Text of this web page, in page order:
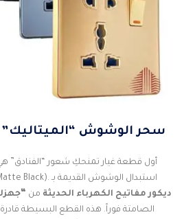
1. سحر الوشوش
أول قطعة غيار تمنحكِ شعور “الفنادق”
المعدنية أو الأسود المطفي (Matte Black). استبدال الوشوش القديمة بـ
ديكور مفاتيح الكهرباء الحديثة من
الصامتة فوراً. هذه القطع البسيطة